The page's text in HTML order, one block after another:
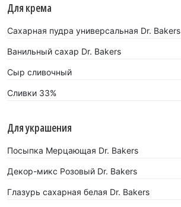
Для крема
Сахарная пудра универсальная Dr. Bakers
Ванильный сахар Dr. Bakers
Сыр сливочный
Сливки 33%
Для украшения
Посыпка Мерцающая Dr. Bakers
Декор-микс Розовый Dr. Bakers
Глазурь сахарная белая Dr. Bakers